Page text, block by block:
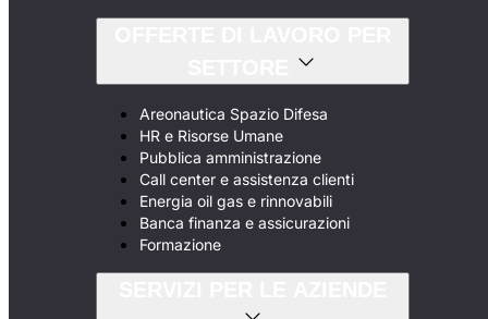
Areonautica Spazio Difesa
HR e Risorse Umane
Pubblica amministrazione
Call center e assistenza clienti
Energia oil gas e rinnovabili
Banca finanza e assicurazioni
Formazione